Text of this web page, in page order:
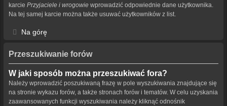
karcie Przyjaciele i wrogowie wprowadzić odpowiednie dane użytkownika.
Na tej samej karcie można także usuwać użytkowników z list.
Na górę
Przeszukiwanie forów
W jaki sposób można przeszukiwać fora?
Należy wprowadzić poszukiwaną frazę w pole wyszukiwania znajdujące się
na stronie wykazu forów, a także stronach forów i tematów. W celu uzyskania
zaawansowanych funkcji wyszukiwania należy kliknąć odnośnik